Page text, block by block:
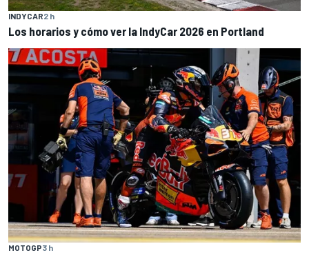
INDYCAR2 h
Los horarios y cómo ver la IndyCar 2026 en Portland
MOTOGP3 h